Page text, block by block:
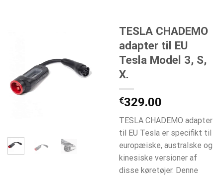
TESLA CHADEMO
adapter til EU
Tesla Model 3, S,
X.
€329.00
TESLA CHADEMO adapter
til EU Tesla er specifikt til
europæiske, australske og
kinesiske versioner af
disse køretøjer. Denne